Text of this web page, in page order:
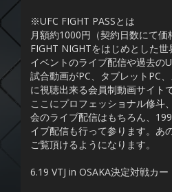
※UFC FIGHT PASSとは
月額約1000円（契約日数にて価
FIGHT NIGHTをはじめとした
イベントのライブ配信や過去の
試合動画がPC、タブレットPC
に視聴出来る会員制動画サイトで
ここにプロフェッショナル修斗
会のライブ配信はもちろん、
イブ配信も行って参ります。あ
ご覧頂けるようになります。
6.19 VTJ in OSAKA決定対戦カー